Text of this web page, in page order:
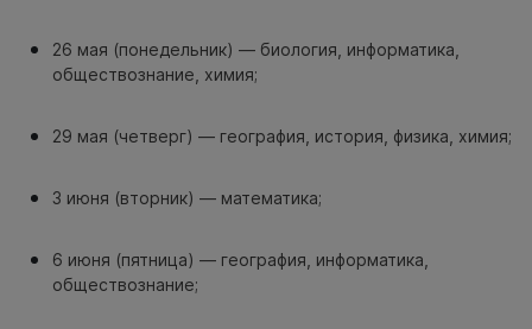
26 мая (понедельник) — биология, информатика,
обществознание, химия;
29 мая (четверг) — география, история, физика, химия;
3 июня (вторник) — математика;
6 июня (пятница) — география, информатика,
обществознание;